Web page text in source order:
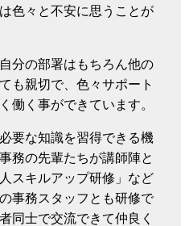
色々と不安に思うことが
分の部署はもちろん他の
も親切で、色々サポート
働く事ができています。
要な知識を習得できる機
務の先輩たちが講師陣と
スキルアップ研修」など
事務スタッフとも研修で
同士で交流できて仲良く